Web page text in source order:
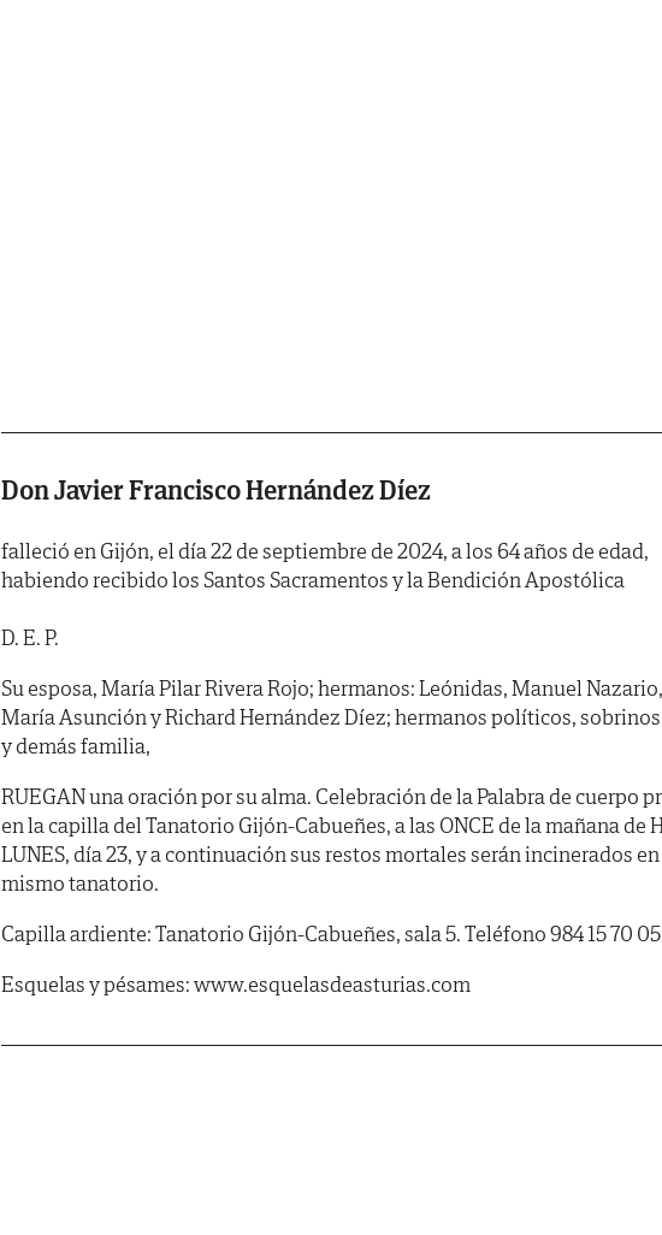
Don Javier Francisco Hernández Díez
falleció en Gijón, el día 22 de septiembre de 2024, a los 64 años de edad,
habiendo recibido los Santos Sacramentos y la Bendición Apostólica
D. E. P.
Su esposa, María Pilar Rivera Rojo; hermanos: Leónidas, Manuel
María Asunción y Richard Hernández Díez; hermanos políticos,
y demás familia,
RUEGANuna oración por su alma. Celebración de la Palabra de cuerpo
en la capilla del Tanatorio Gijón-Cabueñes, a las ONCE de la mañana de
LUNES, día 23, y a continuación sus restos mortales serán incinerados
mismo tanatorio.
Capilla ardiente: Tanatorio Gijón-Cabueñes, sala 5. Teléfono 984 15 70
Esquelas y pésames: www.esquelasdeasturias.com